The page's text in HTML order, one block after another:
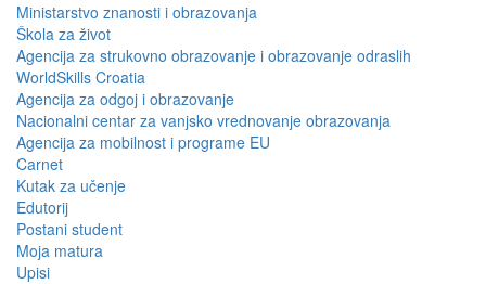
Ministarstvo znanosti i obrazovanja
Škola za život
Agencija za strukovno obrazovanje i obrazovanje odraslih
WorldSkills Croatia
Agencija za odgoj i obrazovanje
Nacionalni centar za vanjsko vrednovanje obrazovanja
Agencija za mobilnost i programe EU
Carnet
Kutak za učenje
Edutorij
Postani student
Moja matura
Upisi